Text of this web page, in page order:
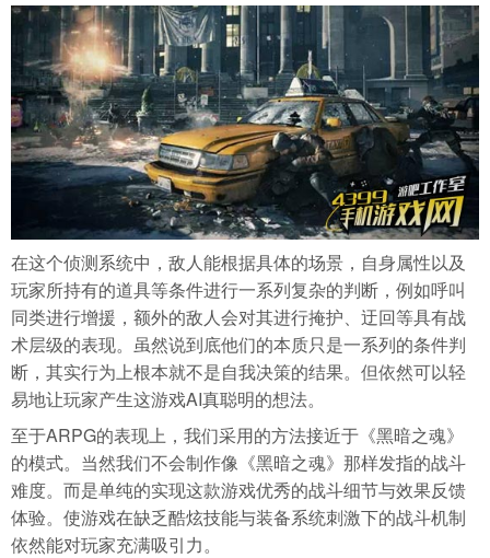
在这个侦测系统中，敌人能根据具体的场景，自身属性以及
玩家所持有的道具等条件进行一系列复杂的判断，例如呼叫
同类进行增援，额外的敌人会对其进行掩护、迂回等具有战
术层级的表现。虽然说到底他们的本质只是一系列的条件判
断，其实行为上根本就不是自我决策的结果。但依然可以轻
易地让玩家产生这游戏AI真聪明的想法。
至于ARPG的表现上，我们采用的方法接近于《黑暗之魂》
的模式。当然我们不会制作像《黑暗之魂》那样发指的战斗
难度。而是单纯的实现这款游戏优秀的战斗细节与效果反馈
体验。使游戏在缺乏酷炫技能与装备系统刺激下的战斗机制
依然能对玩家充满吸引力。